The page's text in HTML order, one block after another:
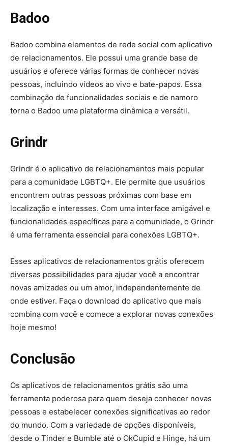
Badoo
Badoo combina elementos de rede social com aplicativo
de relacionamentos. Ele possui uma grande base de
usuários e oferece várias formas de conhecer novas
pessoas, incluindo vídeos ao vivo e bate-papos. Essa
combinação de funcionalidades sociais e de namoro
torna o Badoo uma plataforma dinâmica e versátil.
Grindr
Grindr é o aplicativo de relacionamentos mais popular
para a comunidade LGBTQ+. Ele permite que usuários
encontrem outras pessoas próximas com base em
localização e interesses. Com uma interface amigável e
funcionalidades específicas para a comunidade, o Grindr
é uma ferramenta essencial para conexões LGBTQ+.
Esses aplicativos de relacionamentos grátis oferecem
diversas possibilidades para ajudar você a encontrar
novas amizades ou um amor, independentemente de
onde estiver. Faça o download do aplicativo que mais
combina com você e comece a explorar novas conexões
hoje mesmo!
Conclusão
Os aplicativos de relacionamentos grátis são uma
ferramenta poderosa para quem deseja conhecer novas
pessoas e estabelecer conexões significativas ao redor
do mundo. Com a variedade de opções disponíveis,
desde o Tinder e Bumble até o OkCupid e Hinge, há um